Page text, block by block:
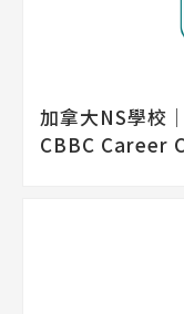
加拿大NS學校
CBBC Career